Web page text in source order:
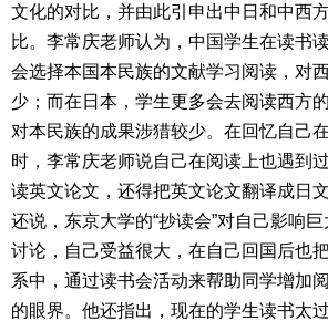
文化的对比，并由此引申出中日和中西
比。李常庆老师认为，中国学生在读书
会选择本国本民族的文献学习阅读，对
少；而在日本，学生更多会去阅读西方
对本民族的成果涉猎较少。在回忆自己
时，李常庆老师说自己在阅读上也遇到
读英文论文，还得把英文论文翻译成日
还说，东京大学的“抄读会”对自己影响
讨论，自己受益很大，在自己回国后也
系中，通过读书会活动来帮助同学增加
的眼界。他还指出，现在的学生读书太